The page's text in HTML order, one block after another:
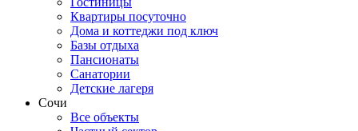
Квартиры посуточно
Дома и коттеджи под ключ
Базы отдыха
Пансионаты
Санатории
Детские лагеря
Сочи
Все объекты